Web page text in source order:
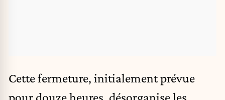
Cette fermeture, initialement prévue
pour douze heures, désorganise les